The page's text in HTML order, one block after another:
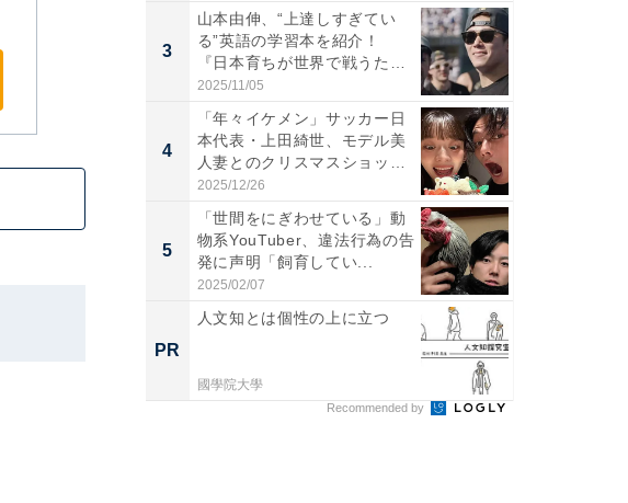
3
山本由伸、“上達しすぎてい
る”英語の学習本を紹介！
『日本育ちが世界で戦うため
の...
2025/11/05
4
「年々イケメン」サッカー日
本代表・上田綺世、モデル美
人妻とのクリスマスショット
に...
2025/12/26
5
「世間をにぎわせている」動
物系YouTuber、違法行為の告
発に声明「飼育してい...
2025/02/07
PR
人文知とは個性の上に立つ
國學院大學
Recommended by